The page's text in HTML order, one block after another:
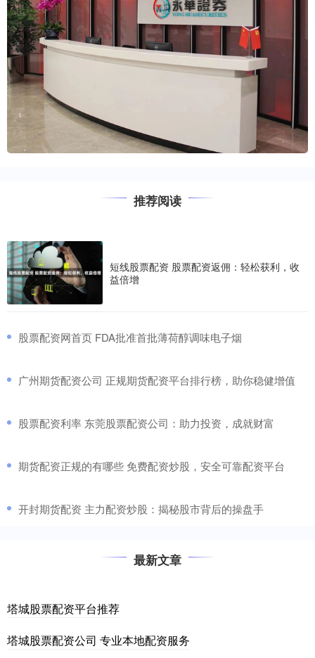
推荐阅读
短线股票配资 股票配资返佣：轻松获利，收
益倍增
​股票配资网首页 FDA批准首批薄荷醇调味电子烟
​广州期货配资公司 正规期货配资平台排行榜，助你稳健增值
​股票配资利率 东莞股票配资公司：助力投资，成就财富
​期货配资正规的有哪些 免费配资炒股，安全可靠配资平台
​开封期货配资 主力配资炒股：揭秘股市背后的操盘手
最新文章
塔城股票配资平台推荐
塔城股票配资公司 专业本地配资服务